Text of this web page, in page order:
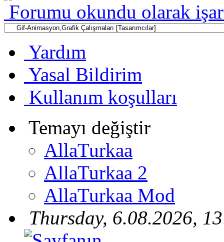
Forumu okundu olarak
Yardım
Yasal Bildirim
Kullanım koşulları
Temayı değiştir
AllaTurkaa
AllaTurkaa 2
AllaTurkaa Mod
Thursday, 6.08.2026,